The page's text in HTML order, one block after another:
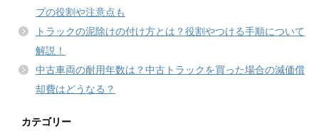
プの役割や注意点も
トラックの泥除けの付け方とは？役割やつける手順について
解説！
中古車両の耐用年数は？中古トラックを買った場合の減価償
却費はどうなる？
カテゴリー